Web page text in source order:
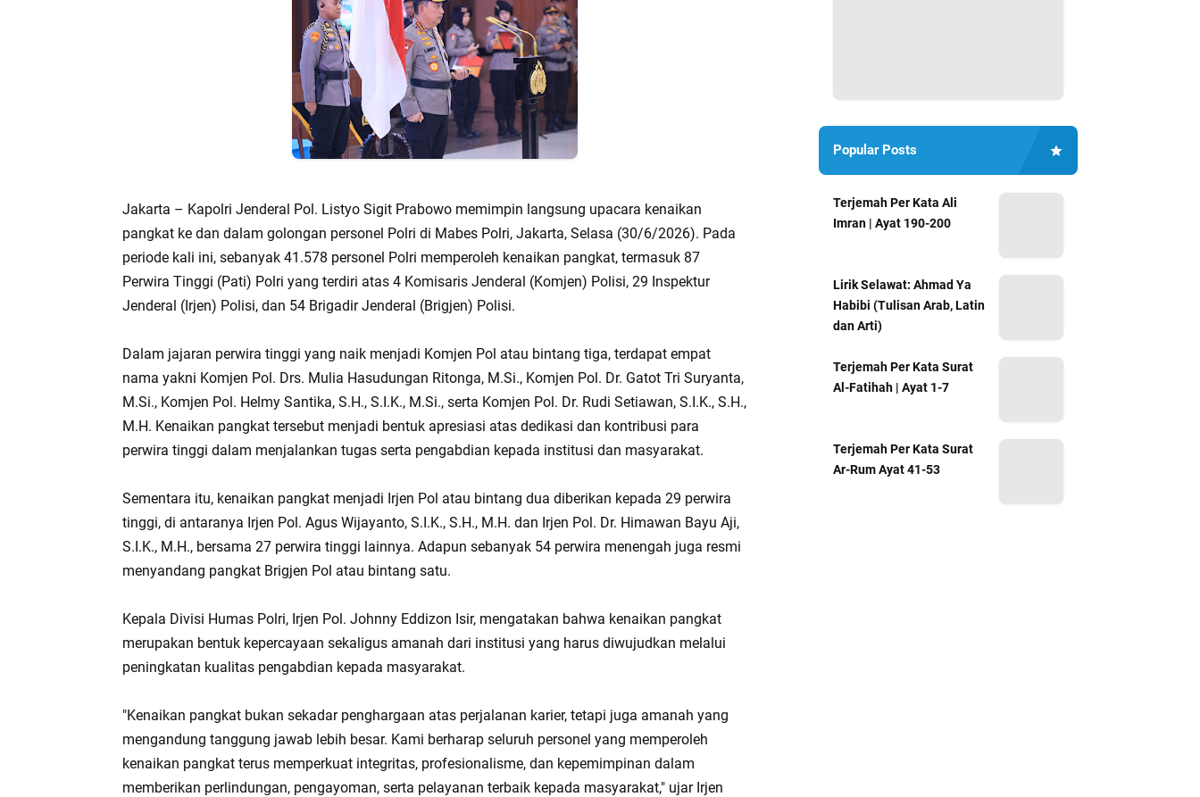
Jakarta – Kapolri Jenderal Pol. Listyo Sigit Prabowo memimpin langsung upacara kenaikan
pangkat ke dan dalam golongan personel Polri di Mabes Polri, Jakarta, Selasa (30/6/2026). Pada
periode kali ini, sebanyak 41.578 personel Polri memperoleh kenaikan pangkat, termasuk 87
Perwira Tinggi (Pati) Polri yang terdiri atas 4 Komisaris Jenderal (Komjen) Polisi, 29 Inspektur
Jenderal (Irjen) Polisi, dan 54 Brigadir Jenderal (Brigjen) Polisi.
Dalam jajaran perwira tinggi yang naik menjadi Komjen Pol atau bintang tiga, terdapat empat
nama yakni Komjen Pol. Drs. Mulia Hasudungan Ritonga, M.Si., Komjen Pol. Dr. Gatot Tri Suryanta,
M.Si., Komjen Pol. Helmy Santika, S.H., S.I.K., M.Si., serta Komjen Pol. Dr. Rudi Setiawan, S.I.K., S.H.,
M.H. Kenaikan pangkat tersebut menjadi bentuk apresiasi atas dedikasi dan kontribusi para
perwira tinggi dalam menjalankan tugas serta pengabdian kepada institusi dan masyarakat.
Sementara itu, kenaikan pangkat menjadi Irjen Pol atau bintang dua diberikan kepada 29 perwira
tinggi, di antaranya Irjen Pol. Agus Wijayanto, S.I.K., S.H., M.H. dan Irjen Pol. Dr. Himawan Bayu Aji,
S.I.K., M.H., bersama 27 perwira tinggi lainnya. Adapun sebanyak 54 perwira menengah juga resmi
menyandang pangkat Brigjen Pol atau bintang satu.
Kepala Divisi Humas Polri, Irjen Pol. Johnny Eddizon Isir, mengatakan bahwa kenaikan pangkat
merupakan bentuk kepercayaan sekaligus amanah dari institusi yang harus diwujudkan melalui
peningkatan kualitas pengabdian kepada masyarakat.
"Kenaikan pangkat bukan sekadar penghargaan atas perjalanan karier, tetapi juga amanah yang
mengandung tanggung jawab lebih besar. Kami berharap seluruh personel yang memperoleh
kenaikan pangkat terus memperkuat integritas, profesionalisme, dan kepemimpinan dalam
memberikan perlindungan, pengayoman, serta pelayanan terbaik kepada masyarakat," ujar Irjen
Popular Posts
Terjemah Per Kata Ali
Imran | Ayat 190-200
Lirik Selawat: Ahmad Ya
Habibi (Tulisan Arab, Latin
dan Arti)
Terjemah Per Kata Surat
Al-Fatihah | Ayat 1-7
Terjemah Per Kata Surat
Ar-Rum Ayat 41-53